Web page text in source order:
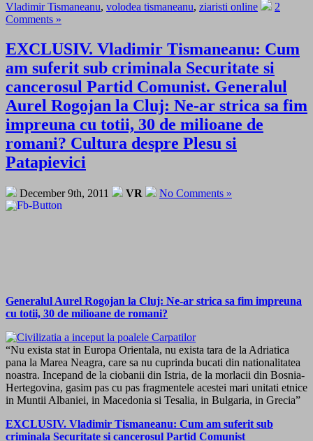
Vladimir Tismaneanu, volodea tismaneanu, ziaristi online
2
Comments »
EXCLUSIV. Vladimir Tismaneanu: Cum
am suferit sub criminala Securitate si
cancerosul Partid Comunist. Generalul
Aurel Rogojan la Cluj: Ne-ar strica sa fim
impreuna cu totii, 30 de milioane de
romani? Cultura despre Plesu si
Patapievici
December 9th, 2011 VR No Comments »
Generalul Aurel Rogojan la Cluj: Ne-ar strica sa fim impreuna
cu totii, 30 de milioane de romani?
“Nu exista stat in Europa Orientala, nu exista tara de la Adriatica
pana la Marea Neagra, care sa nu cuprinda bucati din nationalitatea
noastra. Incepand de la ciobanii din Istria, de la morlacii din Bosnia-
Hertegovina, gasim pas cu pas fragmentele acestei mari unitati etnice
in Muntii Albaniei, in Macedonia si Tesalia, in Bulgaria, in Grecia”
EXCLUSIV. Vladimir Tismaneanu: Cum am suferit sub
criminala Securitate si cancerosul Partid Comunist